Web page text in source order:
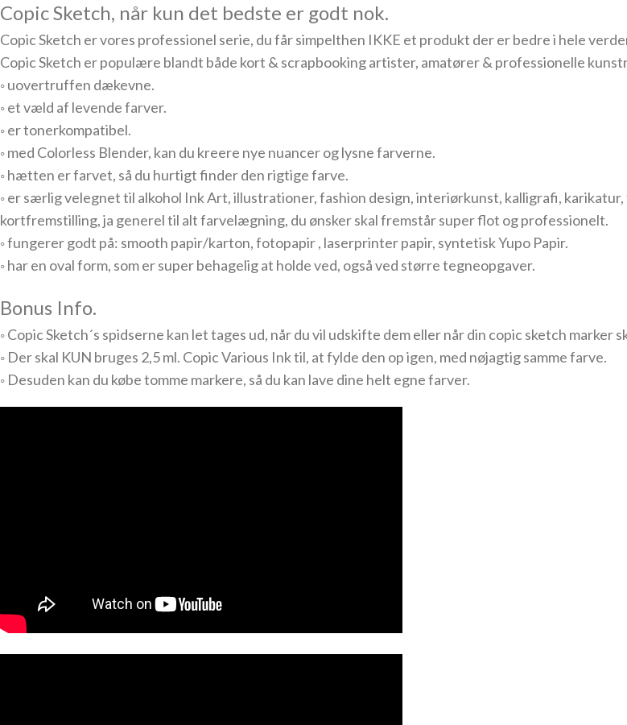
Copic Sketch, når kun det bedste er godt nok.
Copic Sketch er vores professionel serie, du får simpelthen IKKE et produkt der er bedre i hele
Copic Sketch er populære blandt både kort & scrapbooking artister, amatører & professionelle
◦ uovertruffen dækevne.
◦ et væld af levende farver.
◦ er tonerkompatibel.
◦ med Colorless Blender, kan du kreere nye nuancer og lysne farverne.
◦ hætten er farvet, så du hurtigt finder den rigtige farve.
◦ er særlig velegnet til alkohol Ink Art, illustrationer, fashion design, interiørkunst, kalligrafi,
kortfremstilling, ja generel til alt farvelægning, du ønsker skal fremstår super flot og professionelt.
◦ fungerer godt på: smooth papir/karton, fotopapir , laserprinter papir, syntetisk Yupo Papir.
◦ har en oval form, som er super behagelig at holde ved, også ved større tegneopgaver.
Bonus Info.
◦ Copic Sketch´s spidserne kan let tages ud, når du vil udskifte dem eller når din copic sketch marker
◦ Der skal KUN bruges 2,5 ml. Copic Various Ink til, at fylde den op igen, med nøjagtig samme farve.
◦ Desuden kan du købe tomme markere, så du kan lave dine helt egne farver.